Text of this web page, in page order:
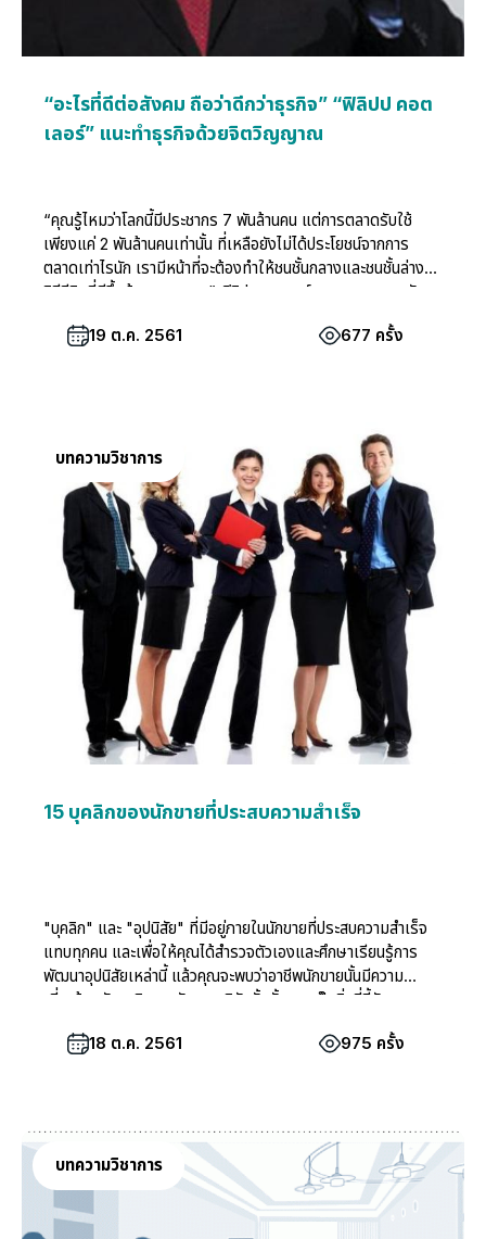
“อะไรที่ดีต่อสังคม ถือว่าดีกว่าธุรกิจ” “ฟิลิปป คอต
เลอร์” แนะทำธุรกิจด้วยจิตวิญญาณ
“คุณรู้ไหมว่าโลกนี้มีประชากร 7 พันล้านคน แต่การตลาดรับใช้
เพียงแค่ 2 พันล้านคนเท่านั้น ที่เหลือยังไม่ได้ประโยชน์จากการ
ตลาดเท่าไรนัก เรามีหน้าที่จะต้องทำให้ชนชั้นกลางและชนชั้นล่างมี
วิถีชีวิตที่ดีขึ้นด้วยการตลาด” ฟิลิป คอตเลอร์ กูรูการตลาดระดับ
19 ต.ค. 2561
677 ครั้ง
บทความวิชาการ
15 บุคลิกของนักขายที่ประสบความสำเร็จ
"บุคลิก" และ "อุปนิสัย" ที่มีอยู่ภายในนักขายที่ประสบความสำเร็จ
แทบทุกคน และเพื่อให้คุณได้สำรวจตัวเองและศึกษาเรียนรู้การ
พัฒนาอุปนิสัยเหล่านี้ แล้วคุณจะพบว่าอาชีพนักขายนั้นมีความ
เกี่ยวข้องกับบุคลิกและลักษณะนิสัยทั้งนั้นเลย เป็นสิ่งที่ชี้วัดความ
18 ต.ค. 2561
975 ครั้ง
บทความวิชาการ